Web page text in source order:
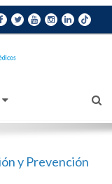
y Prevención